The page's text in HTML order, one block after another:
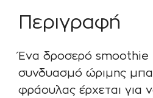
Περιγραφή
Ένα δροσερό smoothie
συνδυασμό ώριμης
φράουλας έρχεται για